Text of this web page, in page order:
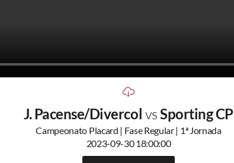
J. Pacense/Divercol vsSporting CP
Campeonato Placard | Fase Regular | 1ª Jornada
2023-09-30 18:00:00